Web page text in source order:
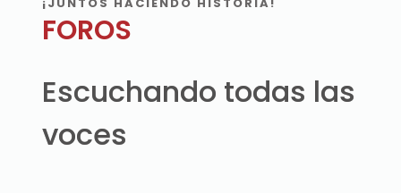
¡JUNTOS HACIENDO HISTORIA!
FOROS
Escuchando todas las
voces